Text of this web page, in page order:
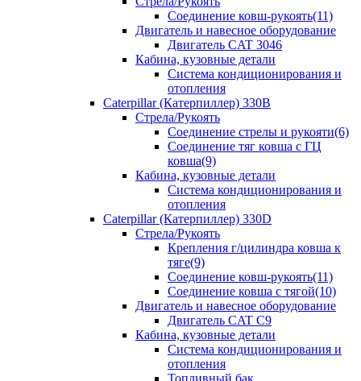
Соединение ковш-рукоять(11)
Двигатель и навесное оборудование
Двигатель CAT 3046
Кабина, кузовные детали
Система кондиционирования и
отопления
Caterpillar (Катерпиллер) 330B
Стрела/Рукоять
Соединение стрелы и рукояти(6)
Соединение тяг ковша с ГЦ
ковша(9)
Кабина, кузовные детали
Система кондиционирования и
отопления
Caterpillar (Катерпиллер) 330D
Стрела/Рукоять
Крепления г/цилиндра ковша к
тяге(9)
Соединение ковш-рукоять(11)
Соединение ковша с тягой(10)
Двигатель и навесное оборудование
Двигатель CAT C9
Кабина, кузовные детали
Система кондиционирования и
отопления
Топливный бак